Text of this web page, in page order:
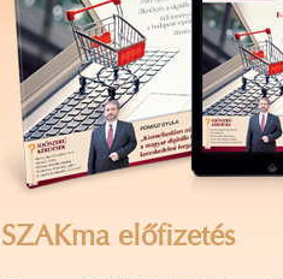
SZAKma előfizetés